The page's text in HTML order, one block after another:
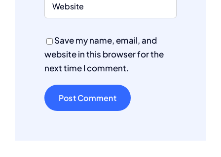
Save my name, email, and
website in this browser for the
next time I comment.